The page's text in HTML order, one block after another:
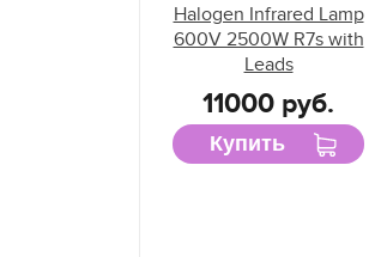
Halogen Infrared Lamp
600V 2500W R7s with
Leads
11000 руб.
Купить